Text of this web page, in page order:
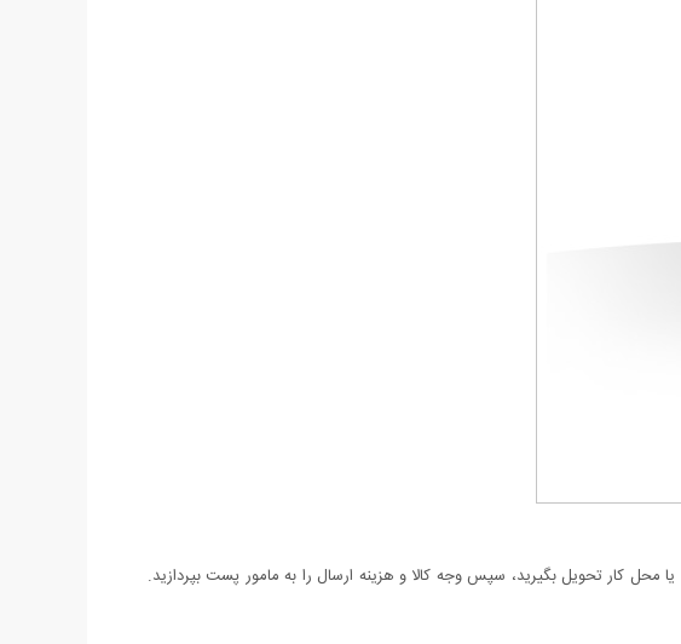
کار تحویل بگیرید، سپس وجه کالا و هزینه ارسال را به مامور پست بپردازید.